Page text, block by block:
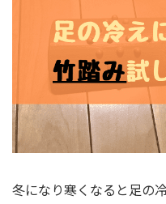
冬になり寒くなると足の